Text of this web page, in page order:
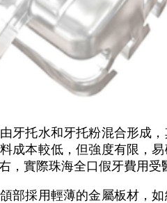
牙托水和牙托粉混合形成
成本較低，但強度有限，
，實際珠海全口假牙費用受
部採用輕薄的金屬板材，